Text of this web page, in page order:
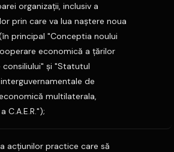
organizaţii, inclusiv a
prin care va lua naştere noua
principal "Conceptia noului
economică a ţărilor
şi "Statutul
de
multilaterala,
C.A.E.R.");
acţiunilor practice care să